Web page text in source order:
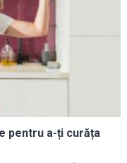
pentru a-ți curăța